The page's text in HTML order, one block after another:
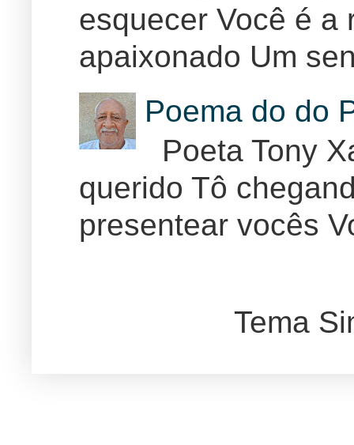
esquecer Você é a
apaixonado Um
Poema do do
Poeta Tony
querido Tô
presentear vocês
Tema